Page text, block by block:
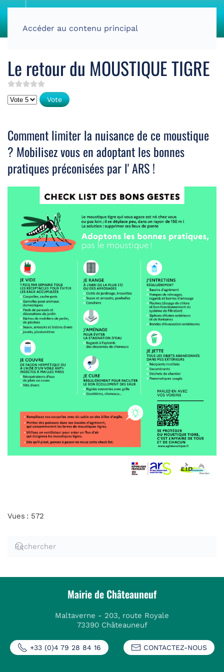
Accéder au contenu principal
Le retour du MOUSTIQUE TIGRE
Veuillez voter
Comment limiter la nuisance de ce moustique
? Mobilisez vous en adoptant les bonnes
pratiques préconisées par l' ARS !
Vues : 572
Mairie de Châteauneuf
Maltaverne - 203, route Royale
73390 Châteauneuf
+33 (0)4 79 28 84 16 CONTACTEZ-NOUS